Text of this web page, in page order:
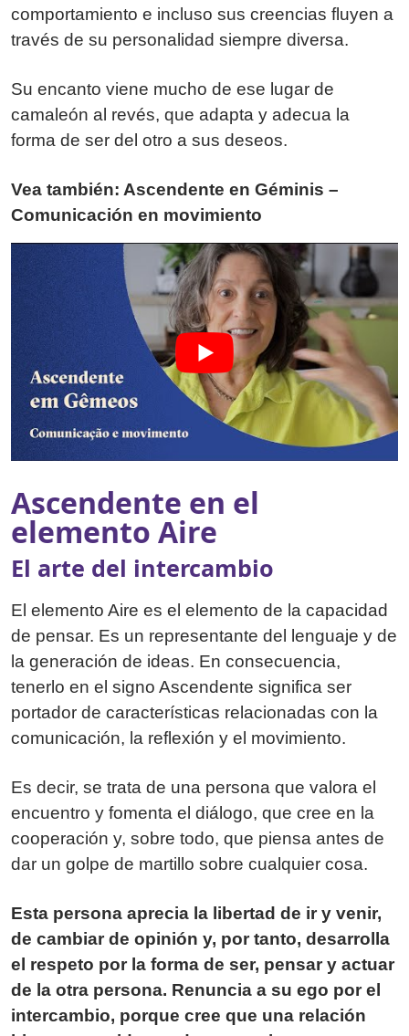
comportamiento e incluso sus creencias fluyen a
través de su personalidad siempre diversa.
Su encanto viene mucho de ese lugar de
camaleón al revés, que adapta y adecua la
forma de ser del otro a sus deseos.
Vea también: Ascendente en Géminis –
Comunicación en movimiento
Ascendente en el
elemento Aire
El arte del intercambio
El elemento Aire es el elemento de la capacidad
de pensar. Es un representante del lenguaje y de
la generación de ideas. En consecuencia,
tenerlo en el signo Ascendente significa ser
portador de características relacionadas con la
comunicación, la reflexión y el movimiento.
Es decir, se trata de una persona que valora el
encuentro y fomenta el diálogo, que cree en la
cooperación y, sobre todo, que piensa antes de
dar un golpe de martillo sobre cualquier cosa.
Esta persona aprecia la libertad de ir y venir,
de cambiar de opinión y, por tanto, desarrolla
el respeto por la forma de ser, pensar y actuar
de la otra persona. Renuncia a su ego por el
intercambio, porque cree que una relación